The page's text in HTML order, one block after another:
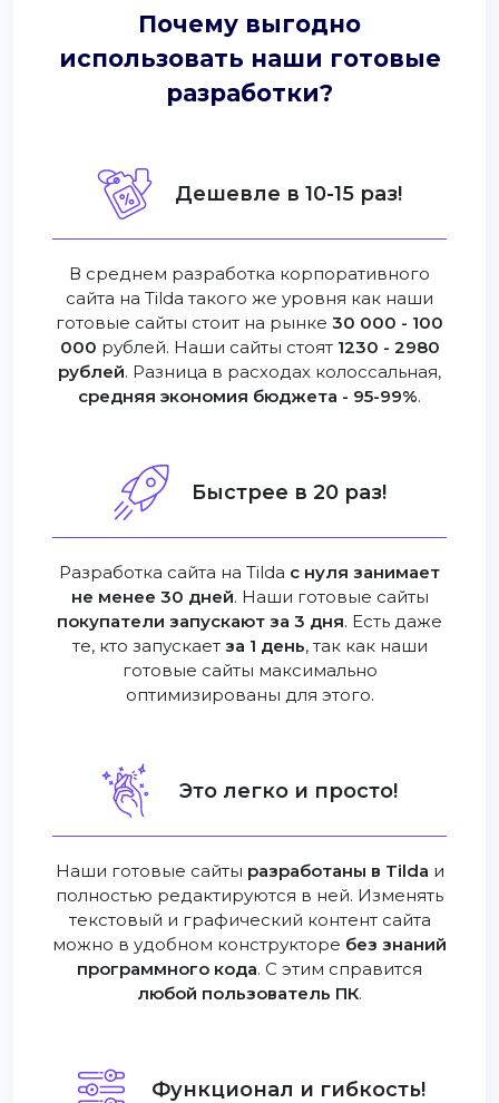
Почему выгодно
использовать наши готовые
разработки?
Дешевле в 10-15 раз!
В среднем разработка корпоративного
сайта на Tilda такого же уровня как наши
готовые сайты стоит на рынке 30 000 - 100
000 рублей. Наши сайты стоят 1230 - 2980
рублей. Разница в расходах колоссальная,
средняя экономия бюджета - 95-99%.
Быстрее в 20 раз!
Разработка сайта на Tilda с нуля занимает
не менее 30 дней. Наши готовые сайты
покупатели запускают за 3 дня. Есть даже
те, кто запускает за 1 день, так как наши
готовые сайты максимально
оптимизированы для этого.
Это легко и просто!
Наши готовые сайты разработаны в Tilda и
полностью редактируются в ней. Изменять
текстовый и графический контент сайта
можно в удобном конструкторе без знаний
программного кода. С этим справится
любой пользователь ПК.
Функционал и гибкость!